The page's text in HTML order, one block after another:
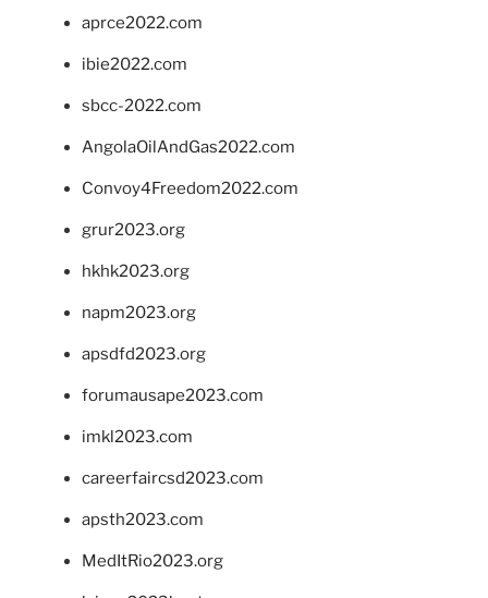
aprce2022.com
ibie2022.com
sbcc-2022.com
AngolaOilAndGas2022.com
Convoy4Freedom2022.com
grur2023.org
hkhk2023.org
napm2023.org
apsdfd2023.org
forumausape2023.com
imkl2023.com
careerfaircsd2023.com
apsth2023.com
MedItRio2023.org